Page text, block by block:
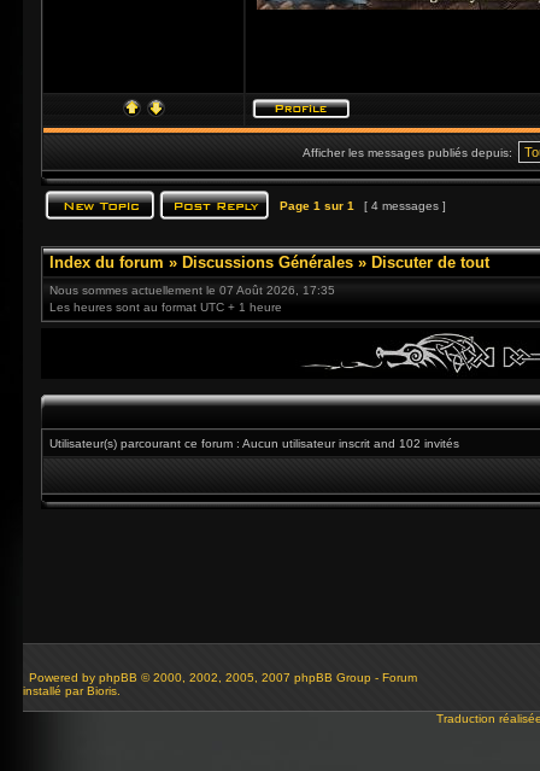
Afficher les messages publiés depuis:
Page 1 sur 1 [ 4 messages ]
Index du forum » Discussions Générales » Discuter de tout
Nous sommes actuellement le 07 Août 2026, 17:35
Les heures sont au format UTC + 1 heure
Utilisateur(s) parcourant ce forum : Aucun utilisateur inscrit and 102 invités
Powered by phpBB © 2000, 2002, 2005, 2007 phpBB Group - Forum
installé par Bioris.
Traduction